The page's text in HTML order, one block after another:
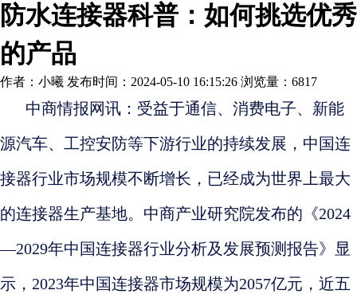
防水连接器科普：如何挑选优秀
的产品
作者：小曦 发布时间：2024-05-10 16:15:26 浏览量：6817
中商情报网讯：受益于通信、消费电子、新能
源汽车、工控安防等下游行业的持续发展，中国连
接器行业市场规模不断增长，已经成为世界上最大
的连接器生产基地。中商产业研究院发布的《2024
—2029年中国连接器行业分析及发展预测报告》显
示，2023年中国连接器市场规模为2057亿元，近五